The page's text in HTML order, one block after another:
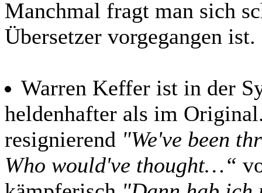
Manchmal fragt man sich
Übersetzer vorgegangen ist.
Warren Keffer ist in der
heldenhafter als im
resignierend "We've been
Who would've thought…“